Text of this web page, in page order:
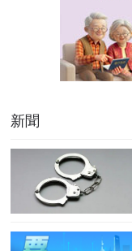
新聞